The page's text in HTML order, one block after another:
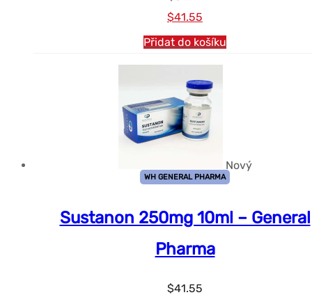
Původní
cena
$51.94.
$41.55
cena
$41.55.
Přidat do košíku
Nový
WH GENERAL PHARMA
Sustanon 250mg 10ml – General
Pharma
$41.55